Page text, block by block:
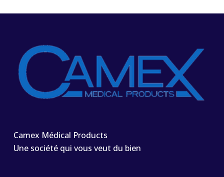
Camex Médical Products
Une société qui vous veut du bien